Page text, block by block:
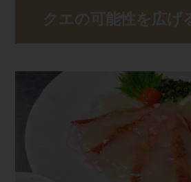
クエの可能性を広 げ